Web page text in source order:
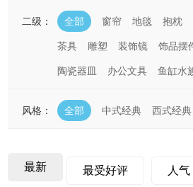
二级： 全部 窗帘 地毯 抱枕
茶具 雕塑 装饰镜 饰品摆
陶瓷器皿 办公文具 鱼缸水
风格： 全部 中式经典 西式经典
最新 最受好评 人气